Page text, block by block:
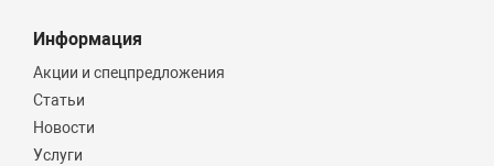
Информация
Акции и спецпредложения
Статьи
Новости
Услуги